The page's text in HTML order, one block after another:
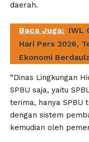
daerah.
Baca Juga: IWL
Hari Pers 2026,
Ekonomi
“Dinas Lingkungan
SPBU saja, yaitu
terima, hanya SPBU
dengan sistem
kemudian oleh